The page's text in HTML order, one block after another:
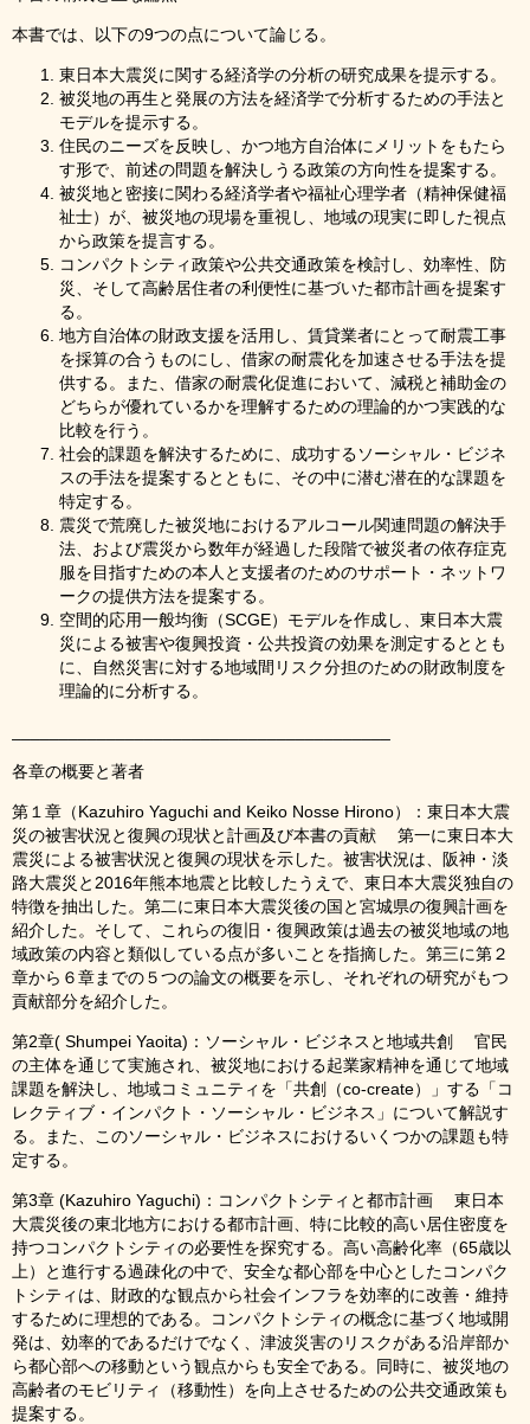
本書では、以下の9つの点について論じる。
東日本大震災に関する経済学の分析の研究成果を提示する。
被災地の再生と発展の方法を経済学で分析するための手法と
モデルを提示する。
住民のニーズを反映し、かつ地方自治体にメリットをもたら
す形で、前述の問題を解決しうる政策の方向性を提案する。
被災地と密接に関わる経済学者や福祉心理学者（精神保健福
祉士）が、被災地の現場を重視し、地域の現実に即した視点
から政策を提言する。
コンパクトシティ政策や公共交通政策を検討し、効率性、防
災、そして高齢居住者の利便性に基づいた都市計画を提案す
る。
地方自治体の財政支援を活用し、賃貸業者にとって耐震工事
を採算の合うものにし、借家の耐震化を加速させる手法を提
供する。また、借家の耐震化促進において、減税と補助金の
どちらが優れているかを理解するための理論的かつ実践的な
比較を行う。
社会的課題を解決するために、成功するソーシャル・ビジネ
スの手法を提案するとともに、その中に潜む潜在的な課題を
特定する。
震災で荒廃した被災地におけるアルコール関連問題の解決手
法、および震災から数年が経過した段階で被災者の依存症克
服を目指すための本人と支援者のためのサポート・ネットワ
ークの提供方法を提案する。
空間的応用一般均衡（SCGE）モデルを作成し、東日本大震
災による被害や復興投資・公共投資の効果を測定するととも
に、自然災害に対する地域間リスク分担のための財政制度を
理論的に分析する。
各章の概要と著者
第１章（Kazuhiro Yaguchi and Keiko Nosse Hirono）：東日本大震
災の被害状況と復興の現状と計画及び本書の貢献 第一に東日本大
震災による被害状況と復興の現状を示した。被害状況は、阪神・淡
路大震災と2016年熊本地震と比較したうえで、東日本大震災独自の
特徴を抽出した。第二に東日本大震災後の国と宮城県の復興計画を
紹介した。そして、これらの復旧・復興政策は過去の被災地域の地
域政策の内容と類似している点が多いことを指摘した。第三に第２
章から６章までの５つの論文の概要を示し、それぞれの研究がもつ
貢献部分を紹介した。
第2章( Shumpei Yaoita)：ソーシャル・ビジネスと地域共創 官民
の主体を通じて実施され、被災地における起業家精神を通じて地域
課題を解決し、地域コミュニティを「共創（co-create）」する「コ
レクティブ・インパクト・ソーシャル・ビジネス」について解説す
る。また、このソーシャル・ビジネスにおけるいくつかの課題も特
定する。
第3章 (Kazuhiro Yaguchi)：コンパクトシティと都市計画 東日本
大震災後の東北地方における都市計画、特に比較的高い居住密度を
持つコンパクトシティの必要性を探究する。高い高齢化率（65歳以
上）と進行する過疎化の中で、安全な都心部を中心としたコンパク
トシティは、財政的な観点から社会インフラを効率的に改善・維持
するために理想的である。コンパクトシティの概念に基づく地域開
発は、効率的であるだけでなく、津波災害のリスクがある沿岸部か
ら都心部への移動という観点からも安全である。同時に、被災地の
高齢者のモビリティ（移動性）を向上させるための公共交通政策も
提案する。